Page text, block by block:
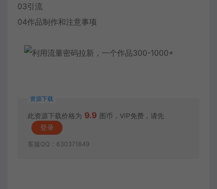
03引流
04作品制作和注意事项
资源下载
此资源下载价格为 9.9 图币，VIP免费，请先
登录
客服QQ：630371849